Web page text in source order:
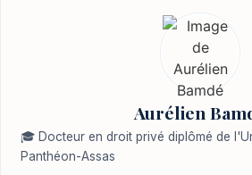
Aurélien
🎓 Docteur en droit privé diplômé de
Panthéon-Assas